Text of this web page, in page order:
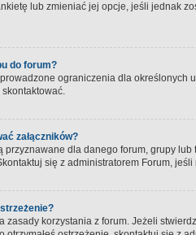
lub zmieniać jej opcje, jeśli jednak
do forum?
ograniczenia dla określonych
załączników?
przyznawane dla danego forum, grupy
się z administratorem Forum,
zasady korzystania z forum. Jeżeli